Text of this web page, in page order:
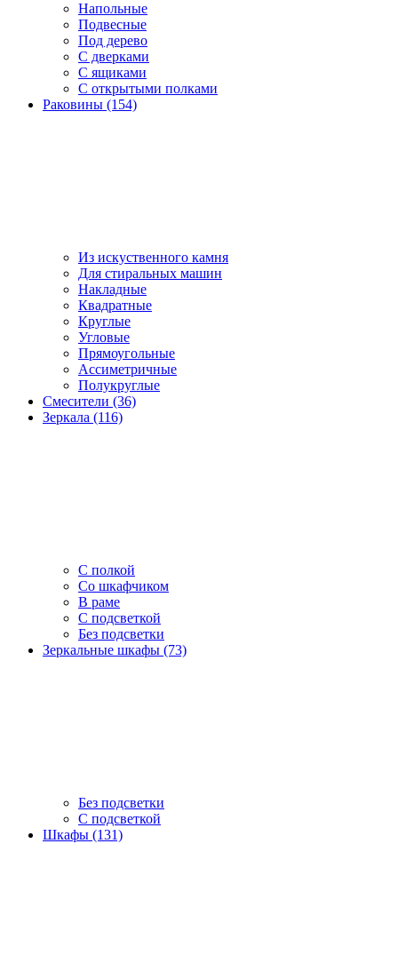
Напольные
Подвесные
Под дерево
С дверками
С ящиками
С открытыми полками
Раковины (154)
Из искуственного камня
Для стиральных машин
Накладные
Квадратные
Круглые
Угловые
Прямоугольные
Ассиметричные
Полукруглые
Смесители (36)
Зеркала (116)
С полкой
Со шкафчиком
В раме
С подсветкой
Без подсветки
Зеркальные шкафы (73)
Без подсветки
С подсветкой
Шкафы (131)